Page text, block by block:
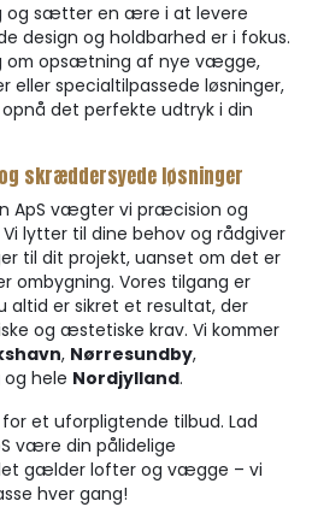
og sætter en ære i at levere
design og holdbarhed er i fokus.
om opsætning af nye vægge,
eller specialtilpassede løsninger,
det perfekte udtryk i din
skræddersyede løsninger
ApS vægter vi præcision og
lytter til dine behov og rådgiver
til dit projekt, uanset om det er
ombygning. Vores tilgang er
altid er sikret et resultat, der
og æstetiske krav. Vi kommer
, Nørresundby,
og hele Nordjylland.
et uforpligtende tilbud. Lad
være din pålidelige
gælder lofter og vægge – vi
hver gang!